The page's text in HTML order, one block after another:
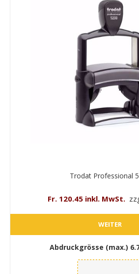
Trodat Professional
Fr. 120.45 inkl. MwSt.
WEITER
Abdruckgrösse (max.)